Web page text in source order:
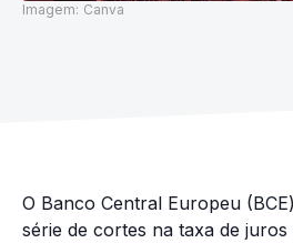
Imagem: Canva
O Banco Central Europeu
série de cortes na taxa de